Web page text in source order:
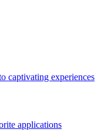
captivating experiences
applications